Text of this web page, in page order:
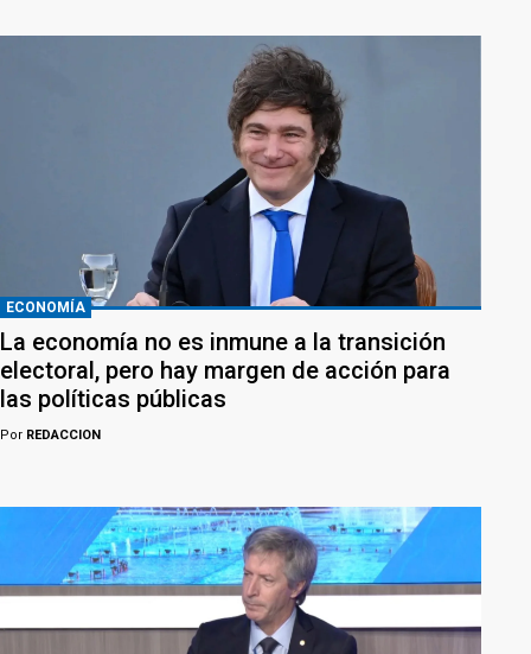
ECONOMÍA
La economía no es inmune a la transición
electoral, pero hay margen de acción para
las políticas públicas
Por REDACCION